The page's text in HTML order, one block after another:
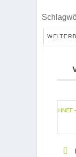
HNEE